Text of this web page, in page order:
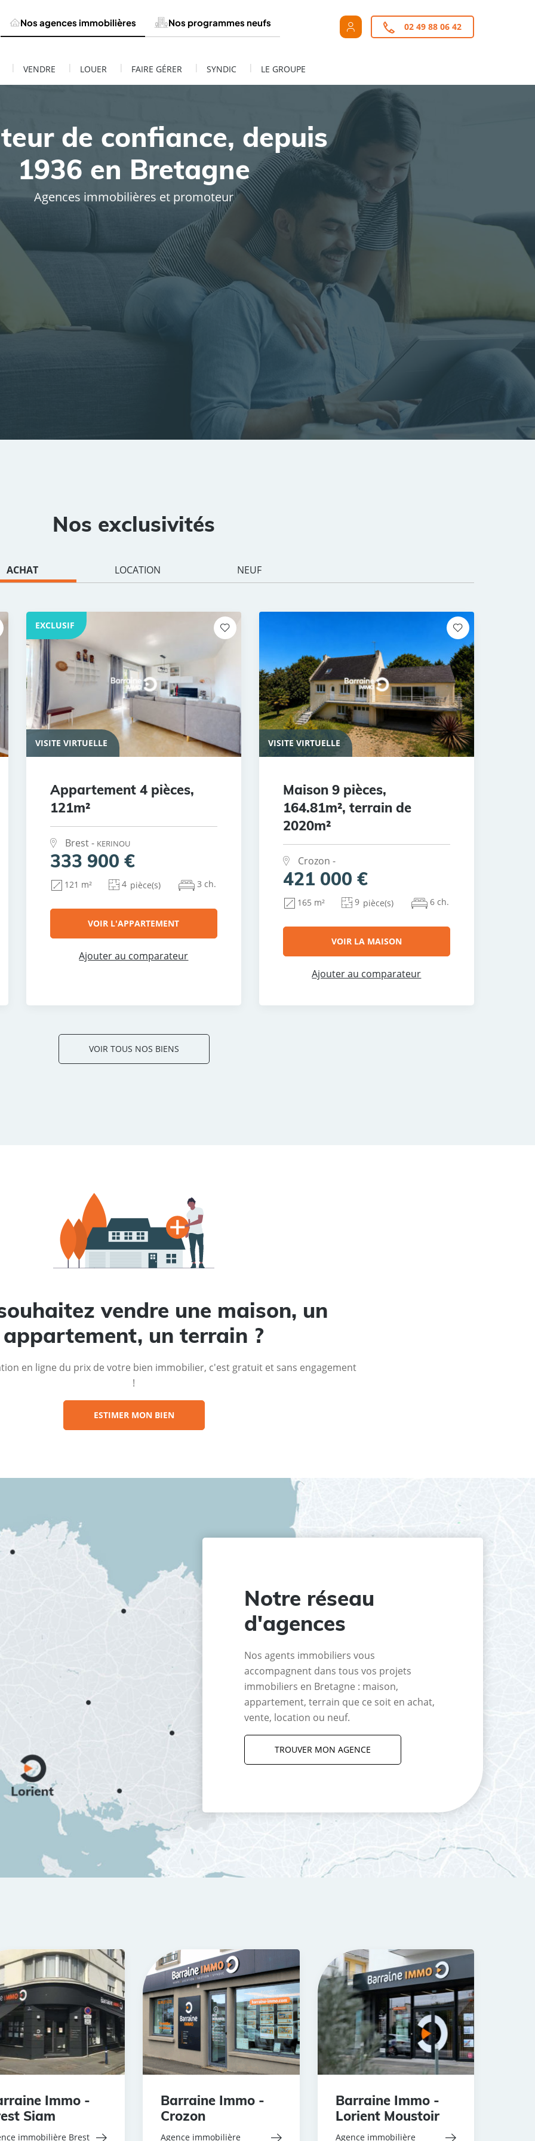
Nos agences immobilières Nos programmes neufs 02 49 88 06 42
| VENDRE | LOUER | FAIRE GÉRER | SYNDIC | LE GROUPE
de confiance, depuis
1936 en Bretagne
Agences immobilières et promoteur
ESTIMATION DE MON BIEN
Rayon Budget
Nos exclusivités
ACHAT LOCATION NEUF
EXCLUSIF
VISITE VIRTUELLE
Appartement 4 pièces,
121m²
Brest - KERINOU
333 900 €
121 m² 4 pièce(s) 3 ch.
VOIR L'APPARTEMENT
Ajouter au comparateur
VISITE VIRTUELLE
Maison 9 pièces,
164.81m², terrain de
2020m²
Crozon -
421 000 €
165 m² 9 pièce(s) 6 ch.
VOIR LA MAISON
Ajouter au comparateur
VOIR TOUS NOS BIENS
vendre une maison, un
appartement, un terrain ?
en ligne du prix de votre bien immobilier, c'est gratuit et sans engagement
!
ESTIMER MON BIEN
Notre réseau
d'agences
Nos agents immobiliers vous
accompagnent dans tous vos projets
immobiliers en Bretagne : maison,
appartement, terrain que ce soit en achat,
vente, location ou neuf.
TROUVER MON AGENCE
Immo -
Siam
immobilière Brest
Barraine Immo -
Crozon
Agence immobilière
Barraine Immo -
Lorient Moustoir
Agence immobilière